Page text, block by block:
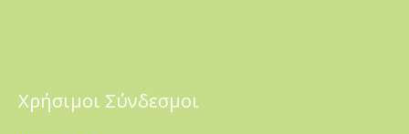
Χρήσιμοι Σύνδεσμοι